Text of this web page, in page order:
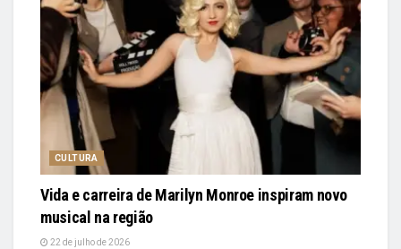
CULTURA
Vida e carreira de Marilyn Monroe inspiram novo
musical na região
22 de julho de 2026